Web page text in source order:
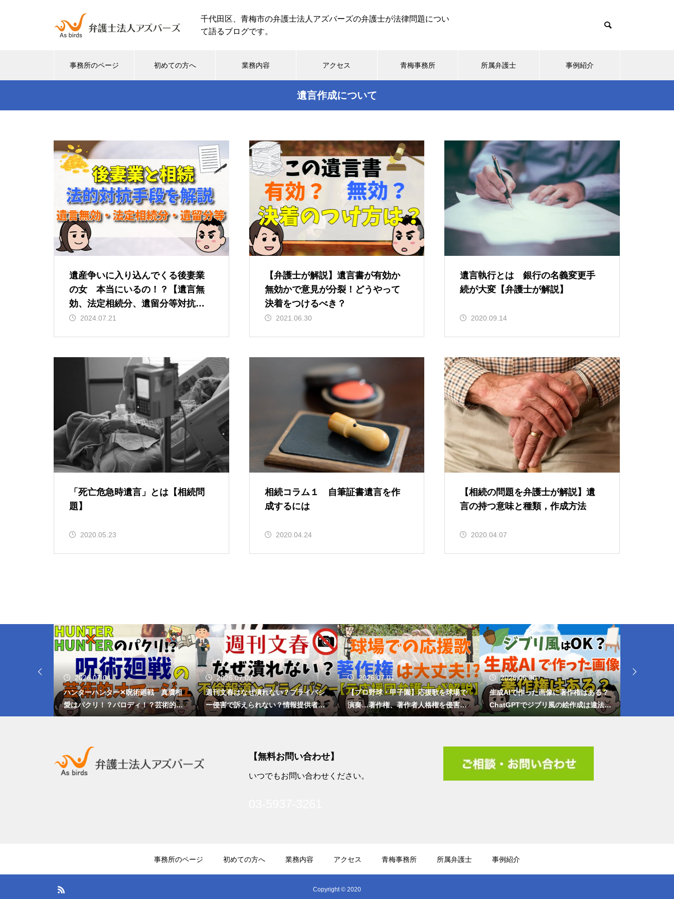
千代田区、青梅市の弁護士法人アズバーズの弁護士が法律問題につい
て語るブログです。
事務所のページ 初めての方へ 業務内容 アクセス 青梅事務所 所属弁護士 事例紹介
遺言作成について
遺産争いに入り込んでくる後妻業
の女 本当にいるの！？【遺言無
効、法定相続分、遺留分等対抗策
を弁護士が解説】
2024.07.21
【弁護士が解説】遺言書が有効か
無効かで意見が分裂！どうやって
決着をつけるべき？
2021.06.30
遺言執行とは 銀行の名義変更手
続が大変【弁護士が解説】
2020.09.14
「死亡危急時遺言」とは【相続問
題】
2020.05.23
相続コラム１ 自筆証書遺言を作
成するには
2020.04.24
【相続の問題を弁護士が解説】遺
言の持つ意味と種類，作成方法
2020.04.07
2026.07.04
ハンターハンター✕呪術廻戦 真贋相
愛はパクリ！？パロディ！？芸術的オ
マージュ！？【著作権を弁護士が解
2026.07.02
週刊文春はなぜ潰れない？プライバシ
ー侵害で訴えられない？情報提供者の
責任は？
2026.07.01
【プロ野球・甲子園】応援歌を球場で
演奏…著作権、著作者人格権を侵害し
ない？
2026.06.30
生成AIで作った画像に著作権はある？
ChatGPTでジブリ風の絵作成は違法な
著作権侵害にならない？
【無料お問い合わせ】
いつでもお問い合わせください。
事務所のページ 初めての方へ 業務内容 アクセス 青梅事務所 所属弁護士 事例紹介
Copyright © 2020